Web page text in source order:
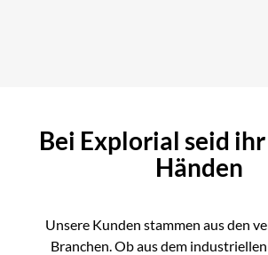
Bei Explorial seid
Händen
Unsere Kunden stammen aus den
Branchen. Ob aus dem